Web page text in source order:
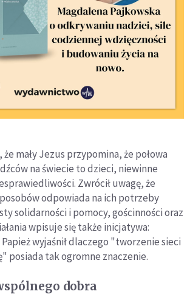
mały Jezus przypomina, że połowa
na świecie to dzieci, niewinne
Zwrócił uwagę, że
odpowiada na ich potrzeby
solidarności i pomocy, gościnności oraz
wpisuje się także inicjatywa:
wyjaśnił dlaczego "tworzenie sieci
posiada tak ogromne znaczenie.
dobra